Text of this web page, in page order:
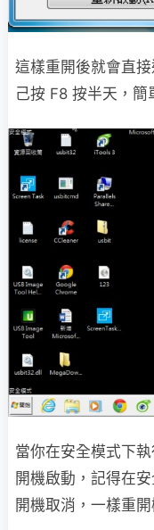
這樣重開後就會直
己按 F8 按半天，簡
當你在安全模式下
開機啟動，記得在
開機取消，一樣重